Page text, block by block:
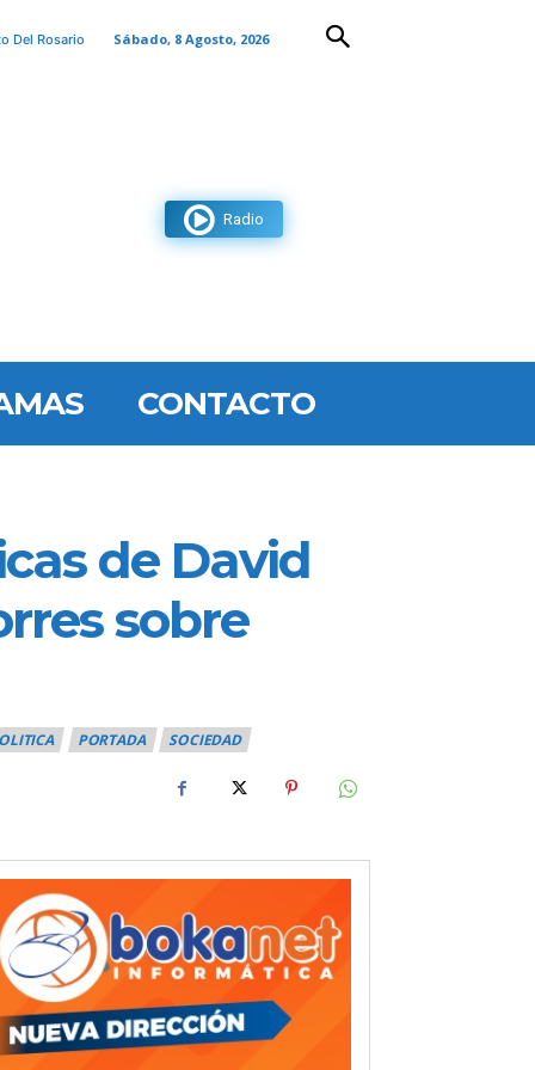
Del Rosario Sábado, 8 Agosto, 2026
Radio
CONTACTO
de David
sobre
PORTADA SOCIEDAD